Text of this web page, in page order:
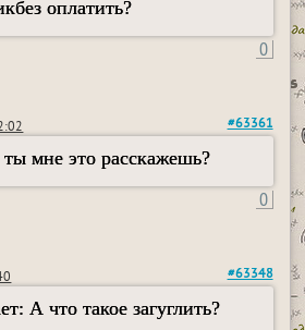
оплатить?
0
#63361
мне это расскажешь?
0
#63348
А что такое загуглить?